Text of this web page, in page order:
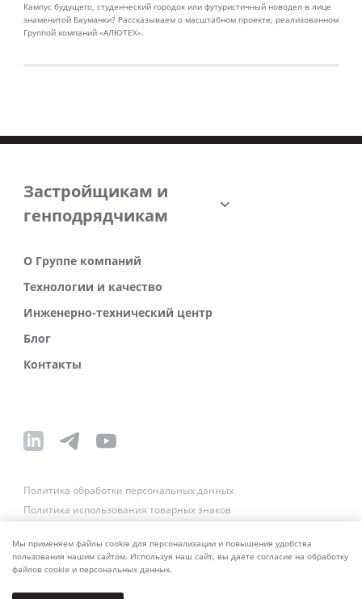
Кампус будущего, студенческий городок или футуристичный новодел в лице
знаменитой Бауманки? Рассказываем о масштабном проекте, реализованном
Группой компаний «АЛЮТЕХ».
Застройщикам и
генподрядчикам
О Группе компаний
Технологии и качество
Инженерно-технический центр
Блог
Контакты
Политика обработки персональных данных
Политика использования товарных знаков
Мы применяем файлы cookie для персонализации и повышения удобства
пользования нашим сайтом. Используя наш сайт, вы даете согласие на обработку
файлов cookie и персональных данных.